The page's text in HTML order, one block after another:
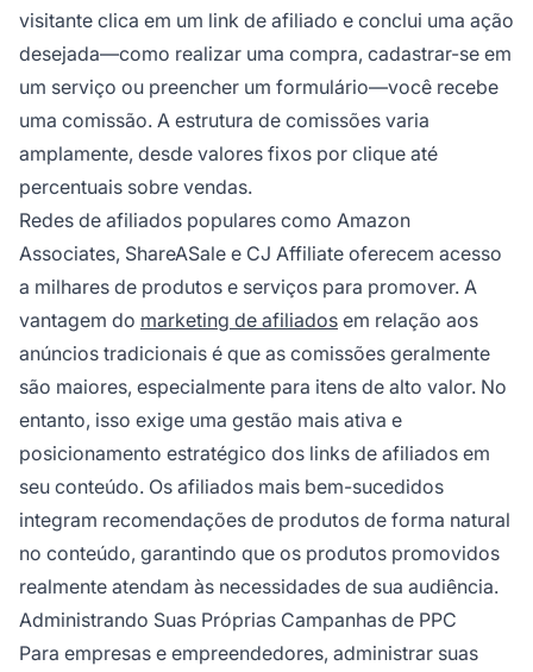
visitante clica em um link de afiliado e conclui uma ação
desejada—como realizar uma compra, cadastrar-se em
um serviço ou preencher um formulário—você recebe
uma comissão. A estrutura de comissões varia
amplamente, desde valores fixos por clique até
percentuais sobre vendas.
Redes de afiliados populares como Amazon
Associates, ShareASale e CJ Affiliate oferecem acesso
a milhares de produtos e serviços para promover. A
vantagem do marketing de afiliados em relação aos
anúncios tradicionais é que as comissões geralmente
são maiores, especialmente para itens de alto valor. No
entanto, isso exige uma gestão mais ativa e
posicionamento estratégico dos links de afiliados em
seu conteúdo. Os afiliados mais bem-sucedidos
integram recomendações de produtos de forma natural
no conteúdo, garantindo que os produtos promovidos
realmente atendam às necessidades de sua audiência.
Administrando Suas Próprias Campanhas de PPC
Para empresas e empreendedores, administrar suas